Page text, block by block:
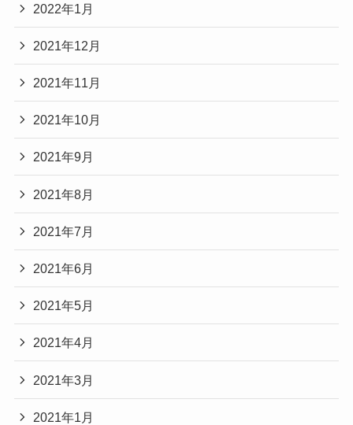
2022年1月
2021年12月
2021年11月
2021年10月
2021年9月
2021年8月
2021年7月
2021年6月
2021年5月
2021年4月
2021年3月
2021年1月